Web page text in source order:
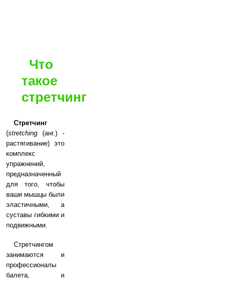
Что
такое
стретчинг
Стретчинг
(stretching (анг.) -
растягивание) это
комплекс
упражнений,
предназначенный
для того, чтобы
ваши мышцы были
эластичными, а
суставы гибкими и
подвижными.
Стретчингом
занимаются и
профессионалы
балета, и